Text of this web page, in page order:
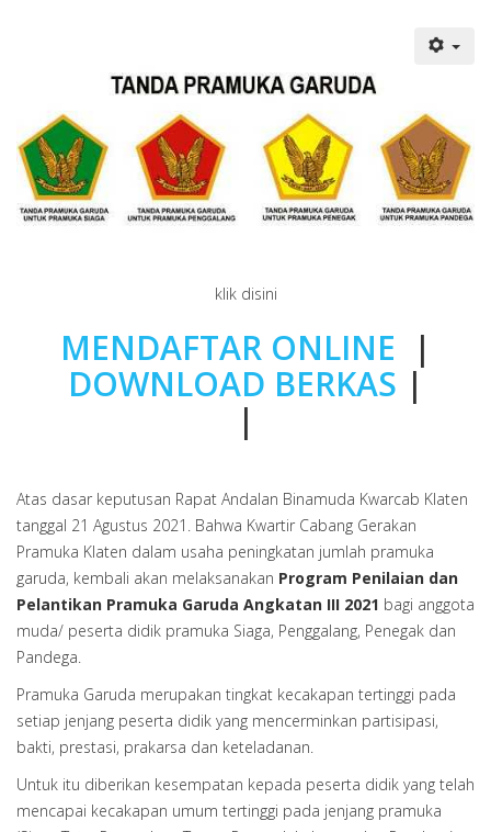
klik disini
MENDAFTAR ONLINE |
DOWNLOAD BERKAS |
|
Atas dasar keputusan Rapat Andalan Binamuda Kwarcab Klaten
tanggal 21 Agustus 2021. Bahwa Kwartir Cabang Gerakan
Pramuka Klaten dalam usaha peningkatan jumlah pramuka
garuda, kembali akan melaksanakan Program Penilaian dan
Pelantikan Pramuka Garuda Angkatan III 2021 bagi anggota
muda/ peserta didik pramuka Siaga, Penggalang, Penegak dan
Pandega.
Pramuka Garuda merupakan tingkat kecakapan tertinggi pada
setiap jenjang peserta didik yang mencerminkan partisipasi,
bakti, prestasi, prakarsa dan keteladanan.
Untuk itu diberikan kesempatan kepada peserta didik yang telah
mencapai kecakapan umum tertinggi pada jenjang pramuka